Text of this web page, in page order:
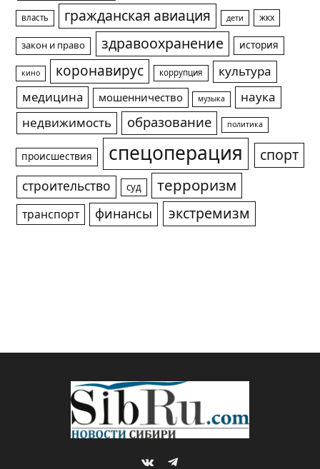
власть гражданская авиация дети жкх
закон и право здравоохранение история
кино коронавирус коррупция
культура
медицина
мошенничество музыка
наука
недвижимость
образование политика
происшествия спецоперация спорт
строительство суд терроризм
транспорт финансы экстремизм